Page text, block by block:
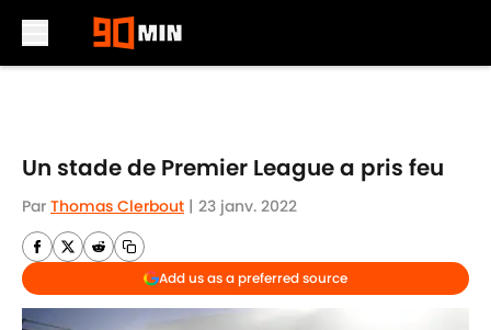
Un stade de Premier League a pris feu
Par Thomas Clerbout | 23 janv. 2022
Add us as a preferred source